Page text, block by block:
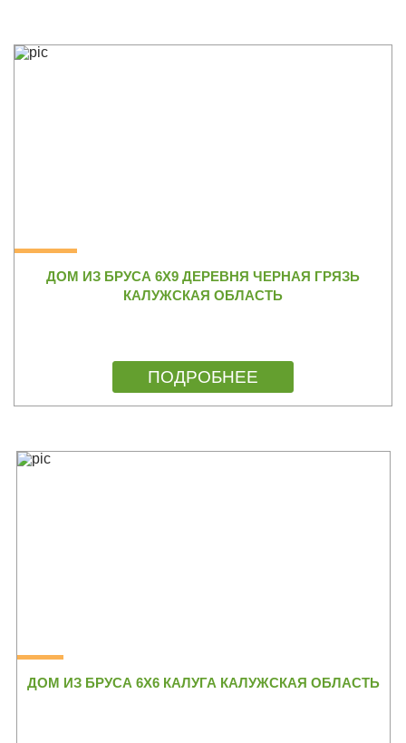
ДОМ ИЗ БРУСА 6Х9 ДЕРЕВНЯ ЧЕРНАЯ ГРЯЗЬ
КАЛУЖСКАЯ ОБЛАСТЬ
ПОДРОБНЕЕ
ДОМ ИЗ БРУСА 6Х6 КАЛУГА КАЛУЖСКАЯ ОБЛАСТЬ